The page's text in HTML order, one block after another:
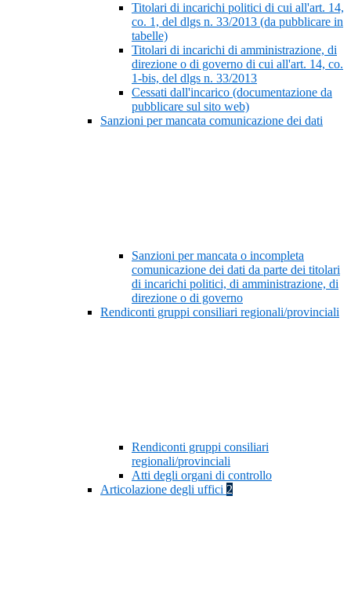
Titolari di incarichi politici di cui all'art. 14,
co. 1, del dlgs n. 33/2013 (da pubblicare in
tabelle)
Titolari di incarichi di amministrazione, di
direzione o di governo di cui all'art. 14, co.
1-bis, del dlgs n. 33/2013
Cessati dall'incarico (documentazione da
pubblicare sul sito web)
Sanzioni per mancata comunicazione dei dati
Sanzioni per mancata o incompleta
comunicazione dei dati da parte dei titolari
di incarichi politici, di amministrazione, di
direzione o di governo
Rendiconti gruppi consiliari regionali/provinciali
Rendiconti gruppi consiliari
regionali/provinciali
Atti degli organi di controllo
Articolazione degli uffici 2